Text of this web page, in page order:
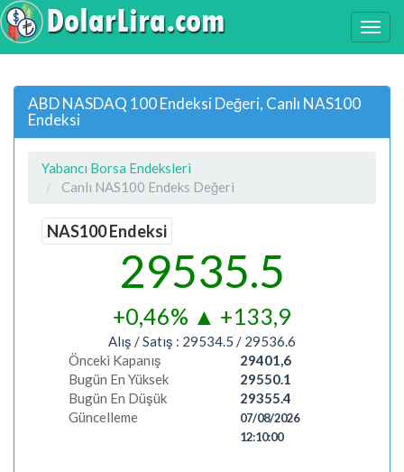
ABD NASDAQ 100 Endeksi Değeri, Canlı NAS100
Endeksi
Yabancı Borsa Endeksleri
Canlı NAS100 Endeks Değeri
NAS100 Endeksi
29535.5
+0,46% ▲ +133,9
Alış / Satış : 29534.5 / 29536.6
Önceki Kapanış
29401,6
Bugün En Yüksek
29550.1
Bugün En Düşük
29355.4
Güncelleme
07/08/2026
12:10:00